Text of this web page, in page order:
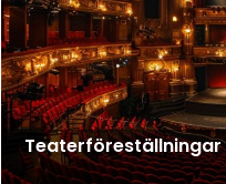
Teaterföreställningar